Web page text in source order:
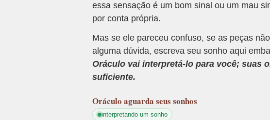
essa sensação é um bom sinal ou um mau
por conta própria.
Mas se ele pareceu confuso, se as peças
alguma dúvida, escreva seu sonho aqui
Oráculo vai interpretá-lo para você; suas
suficiente.
Oráculo aguarda seus sonhos
interpretando um sonho